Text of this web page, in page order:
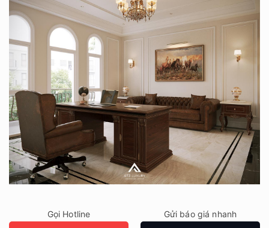
Gọi Hotline Gửi báo giá nhanh